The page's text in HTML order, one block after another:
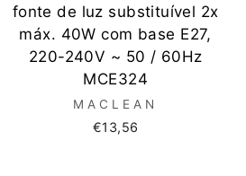
fonte de luz substituível 2x
máx. 40W com base E27,
220-240V ~ 50 / 60Hz
MCE324
MACLEAN
€13,56